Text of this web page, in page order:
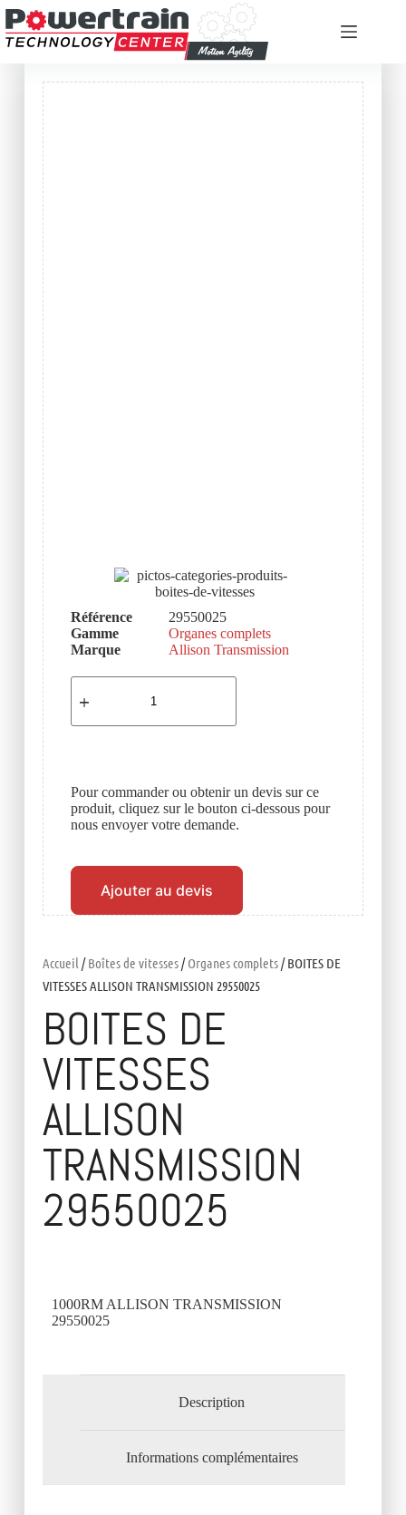
Accueil /Boîtes de vitesses/Organes complets/ BOITES DE
VITESSES ALLISON TRANSMISSION 29550025
BOITES DE
VITESSES
ALLISON
TRANSMISSION
29550025
1000RM ALLISON TRANSMISSION
29550025
Description
Informations complémentaires
Référence
29550025
Gamme
Organes complets
Marque
Allison Transmission
Pour commander ou obtenir un devis sur ce
produit, cliquez sur le bouton ci-dessous pour
nous envoyer votre demande.
Ajouter au devis